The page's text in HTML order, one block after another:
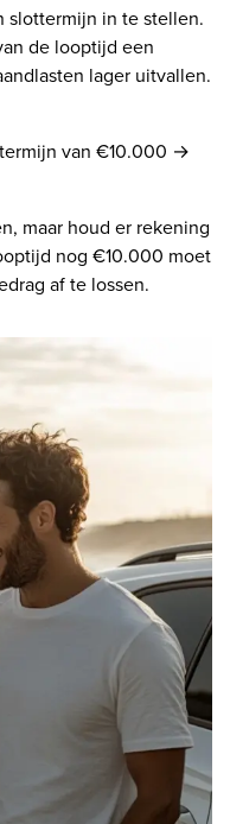
slottermijn in te stellen.
de looptijd een
lager uitvallen.
van €10.000 →
maar houd er rekening
nog €10.000 moet
af te lossen.